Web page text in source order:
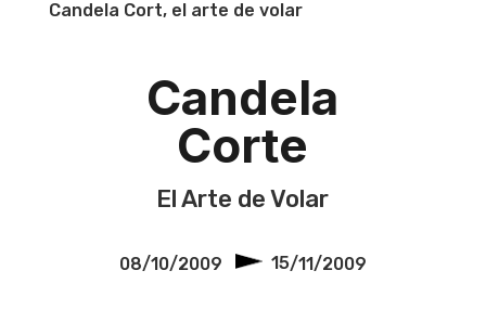
Candela Cort, el arte de volar
Candela
Corte
El Arte de Volar
08/10/2009 15/11/2009